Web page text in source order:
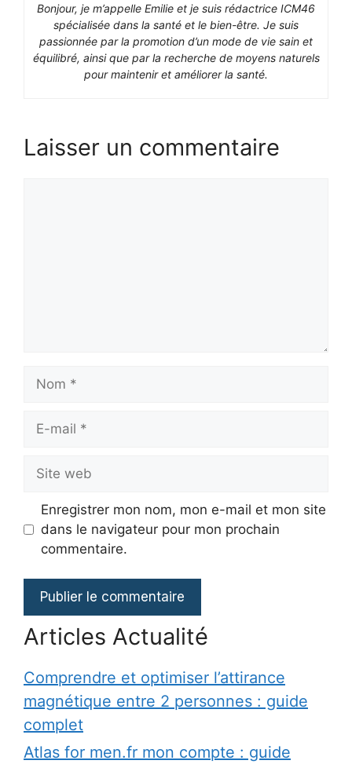
Bonjour, je m’appelle Emilie et je suis rédactrice ICM46
spécialisée dans la santé et le bien-être. Je suis
passionnée par la promotion d’un mode de vie sain et
équilibré, ainsi que par la recherche de moyens naturels
pour maintenir et améliorer la santé.
Laisser un commentaire
mail
web
Enregistrer mon nom, mon e-mail et mon site
dans le navigateur pour mon prochain
commentaire.
Articles Actualité
Comprendre et optimiser l’attirance
magnétique entre 2 personnes : guide
complet
Atlas for men.fr mon compte : guide